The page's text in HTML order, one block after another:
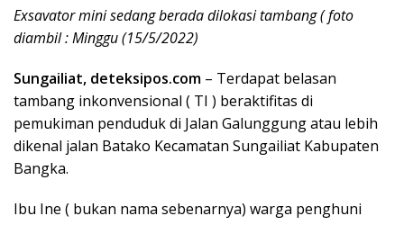
Exsavator mini sedang berada dilokasi tambang ( foto
diambil : Minggu (15/5/2022)
Sungailiat, deteksipos.com – Terdapat belasan
tambang inkonvensional ( TI ) beraktifitas di
pemukiman penduduk di Jalan Galunggung atau lebih
dikenal jalan Batako Kecamatan Sungailiat Kabupaten
Bangka.
Ibu Ine ( bukan nama sebenarnya) warga penghuni